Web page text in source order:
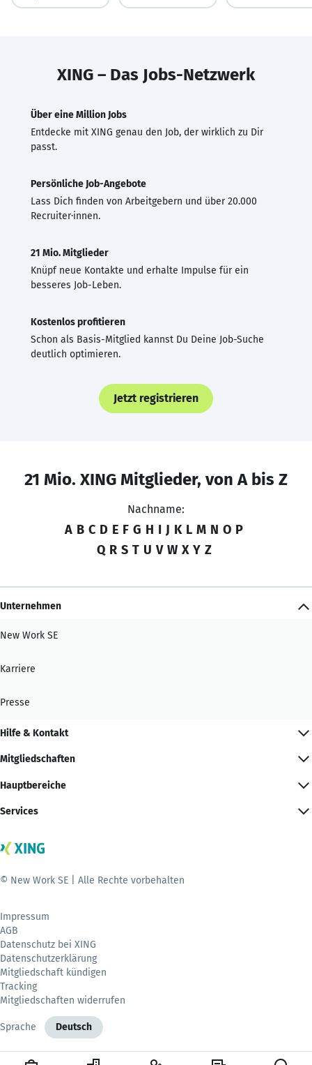
XING – Das Jobs-Netzwerk
Über eine Million Jobs
Entdecke mit XING genau den Job, der wirklich zu Dir
passt.
Persönliche Job-Angebote
Lass Dich finden von Arbeitgebern und über 20.000
Recruiter·innen.
21 Mio. Mitglieder
Knüpf neue Kontakte und erhalte Impulse für ein
besseres Job-Leben.
Kostenlos profitieren
Schon als Basis-Mitglied kannst Du Deine Job-Suche
deutlich optimieren.
Jetzt registrieren
21 Mio. XING Mitglieder, von A bis Z
Nachname:
A B C D E F G H I J K L M N O P
Q R S T U V W X Y Z
Unternehmen
New Work SE
Karriere
Presse
Hilfe & Kontakt
Mitgliedschaften
Hauptbereiche
Services
© New Work SE | Alle Rechte vorbehalten
Impressum
AGB
Datenschutz bei XING
Datenschutzerklärung
Mitgliedschaft kündigen
Tracking
Mitgliedschaften widerrufen
Sprache Deutsch